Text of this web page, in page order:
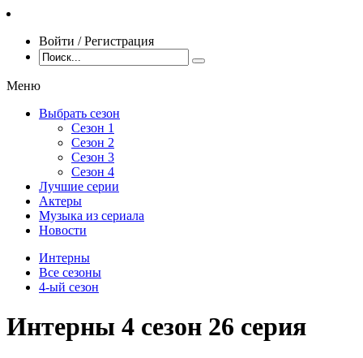
Войти / Регистрация
Меню
Выбрать сезон
Сезон 1
Сезон 2
Сезон 3
Сезон 4
Лучшие серии
Актеры
Музыка из сериала
Новости
Интерны
Все сезоны
4-ый сезон
Интерны 4 сезон 26 серия